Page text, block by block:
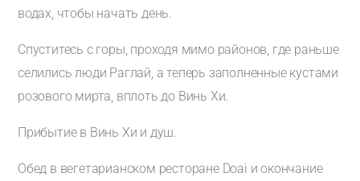
водах, чтобы начать день.
Спуститесь с горы, проходя мимо районов, где раньше
селились люди Раглай, а теперь заполненные кустами
розового мирта, вплоть до Винь Хи.
Прибытие в Винь Хи и душ.
Обед в вегетарианском ресторане Doai и окончание